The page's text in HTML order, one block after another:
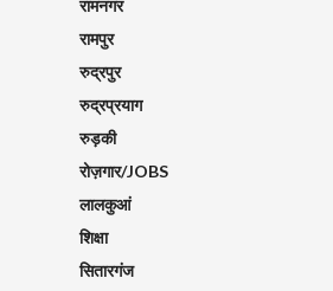
रामनगर
रामपुर
रुद्रपुर
रुद्रप्रयाग
रुड़की
रोज़गार/JOBS
लालकुआं
शिक्षा
सितारगंज